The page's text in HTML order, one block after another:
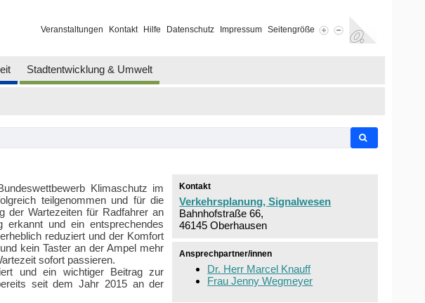
Veranstaltungen Kontakt Hilfe Datenschutz Impressum Seitengröße
Stadtentwicklung & Umwelt
Klimaschutz im
teilgenommen und für die
der Wartezeiten für Radfahrer an
und ein entsprechendes
reduziert und der Komfort
kein Taster an der Ampel mehr
sofort passieren.
und ein wichtiger Beitrag zur
seit dem Jahr 2015 an der
Kontakt
Verkehrsplanung, Signalwesen
Bahnhofstraße 66,
46145 Oberhausen
Ansprechpartner/innen
Dr. Herr Marcel Knauff
Frau Jenny Wegmeyer